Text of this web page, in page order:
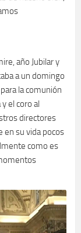
año Jubilar y
a un domingo
la comunión
el coro al
directores
en su vida pocos
como es